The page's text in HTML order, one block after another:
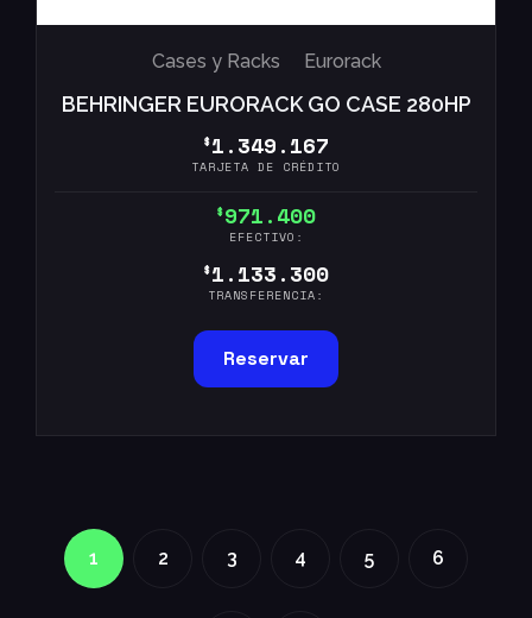
Cases y Racks Eurorack
BEHRINGER EURORACK GO CASE 280HP
$1.349.167
TARJETA DE CRÉDITO
$971.400
EFECTIVO:
$1.133.300
TRANSFERENCIA:
Reservar
1 2 3 4 5 6